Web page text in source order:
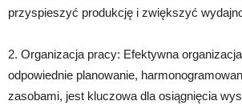
przyspieszyć produkcję i zwiększyć
2. Organizacja pracy: Efektywna
odpowiednie planowanie,
zasobami, jest kluczowa dla osiągnięcia